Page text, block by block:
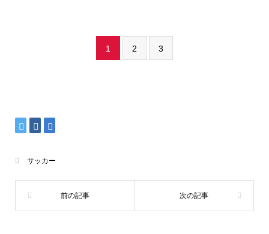
1 2 3
サッカー